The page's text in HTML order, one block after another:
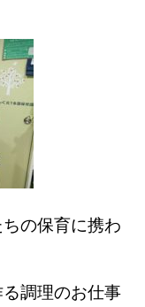
の保育に携わ
調理のお仕事